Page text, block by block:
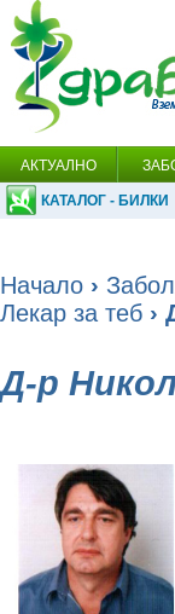
АКТУАЛНО
КАТАЛОГ - БИЛКИ
Начало ›
Лекар за теб ›
Д-р